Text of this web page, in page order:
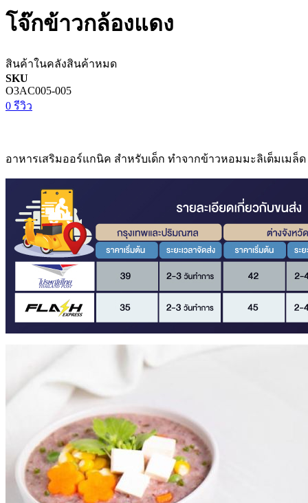
โจ๊กข้าวกล้องแดง
สินค้าในคลังสินค้าหมด
SKU
O3AC005-005
0 รีวิว
อาหารเสริมออร์แกนิค สำหรับเด็ก ทำจากข้าวหอมมะลิเต็มเมล็ด